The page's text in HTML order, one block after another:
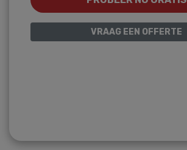
VRAAG EEN OFFERTE